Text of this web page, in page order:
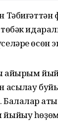
өсөн
айырым
асыҡлау